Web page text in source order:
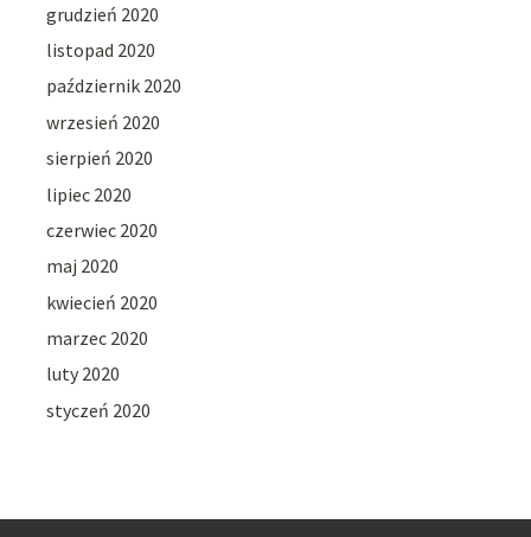
grudzień 2020
listopad 2020
październik 2020
wrzesień 2020
sierpień 2020
lipiec 2020
czerwiec 2020
maj 2020
kwiecień 2020
marzec 2020
luty 2020
styczeń 2020